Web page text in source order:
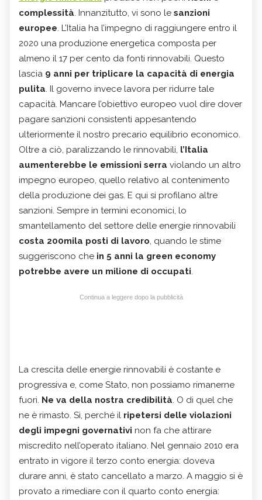
complessità. Innanzitutto, vi sono le sanzioni
europee. L’Italia ha l’impegno di raggiungere entro il
2020 una produzione energetica composta per
almeno il 17 per cento da fonti rinnovabili. Questo
lascia 9 anni per triplicare la capacità di energia
pulita. Il governo invece lavora per ridurre tale
capacità. Mancare l’obiettivo europeo vuol dire dover
pagare sanzioni consistenti appesantendo
ulteriormente il nostro precario equilibrio economico.
Oltre a ciò, paralizzando le rinnovabili, l’Italia
aumenterebbe le emissioni serra violando un altro
impegno europeo, quello relativo al contenimento
della produzione dei gas. E qui si profilano altre
sanzioni. Sempre in termini economici, lo
smantellamento del settore delle energie rinnovabili
costa 200mila posti di lavoro, quando le stime
suggeriscono che in 5 anni la green economy
potrebbe avere un milione di occupati.
Continua a leggere dopo la pubblicità
La crescita delle energie rinnovabili è costante e
progressiva e, come Stato, non possiamo rimanerne
fuori. Ne va della nostra credibilità. O di quel che
ne è rimasto. Sì, perché il ripetersi delle violazioni
degli impegni governativi non fa che attirare
miscredito nell’operato italiano. Nel gennaio 2010 era
entrato in vigore il terzo conto energia: doveva
durare anni, è stato cancellato a marzo. A maggio si è
provato a rimediare con il quarto conto energia: